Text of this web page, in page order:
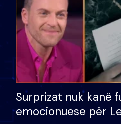
Surprizat nuk kanë
emocionuese për